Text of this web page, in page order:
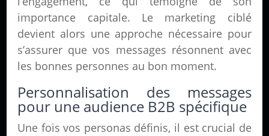
importance capitale. Le marketing ciblé
devient alors une approche nécessaire pour
s’assurer que vos messages résonnent avec
les bonnes personnes au bon moment.
Personnalisation des messages
pour une audience B2B spécifique
Une fois vos personas définis, il est crucial de